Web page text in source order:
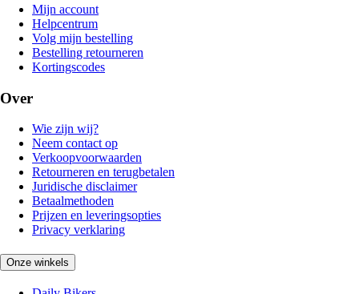
Mijn account
Helpcentrum
Volg mijn bestelling
Bestelling retourneren
Kortingscodes
Over
Wie zijn wij?
Neem contact op
Verkoopvoorwaarden
Retourneren en terugbetalen
Juridische disclaimer
Betaalmethoden
Prijzen en leveringsopties
Privacy verklaring
Onze winkels